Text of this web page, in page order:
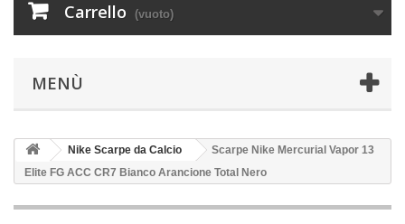
Carrello (vuoto)
MENÙ
Nike Scarpe da Calcio
Scarpe Nike Mercurial Vapor 13
Elite FG ACC CR7 Bianco Arancione Total Nero